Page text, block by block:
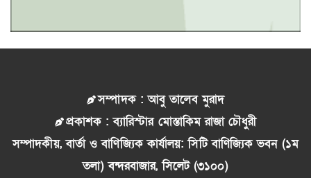
সম্পাদক : আবু তালেব মুরাদ
প্রকাশক : ব্যারিস্টার মোস্তাকিম রাজা চৌধুরী
সম্পাদকীয়, বার্তা ও বাণিজ্যিক কার্যালয়: সিটি বাণিজ্যিক ভবন (১ম
তলা) বন্দরবাজার, সিলেট (৩১০০)